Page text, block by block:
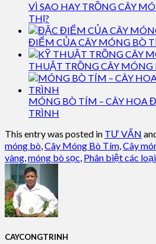
VÌ SAO HAY TRỒNG CÂY
THỊ?
ĐIỂM CỦA CÂY MÓNG BÒ
THUẬT TRỒNG CÂY MÓNG
MÓNG BÒ TÍM – CÂY HOA
TRÌNH
This entry was posted in TƯ VẤN
móng bò,Cây Móng Bò Tím,Cây
vàng,móng bò sọc, Phân biệt các
CAYCONGTRINH